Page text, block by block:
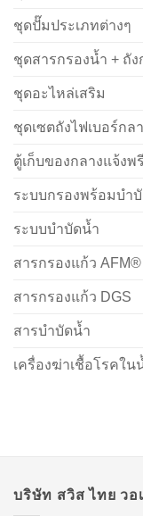
ชุดปั๊มประเภทต่างๆ
ชุดสารกรองน้ำ + ถัง
ชุดอะไหล่เสริม
ชุดเซตถังไฟเบอร์กล
ตู้เก็บของกลางแจ้งพ
ระบบกรองพร้อมบำ
ระบบบำบัดน้ำ
สารกรองแก้ว AFM®
สารกรองแก้ว DGS
สารบำบัดน้ำ
เครื่องฆ่าเชื้อโรคใ
บริษัท สวิส ไทย วอ